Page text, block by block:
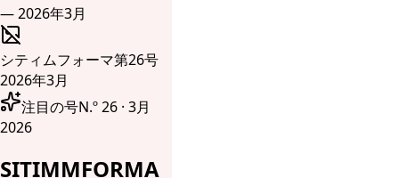
シティムフォーマ第26号
2026年3月
注目の号N.º 26 · 3月
2026
SITIMMFORMA